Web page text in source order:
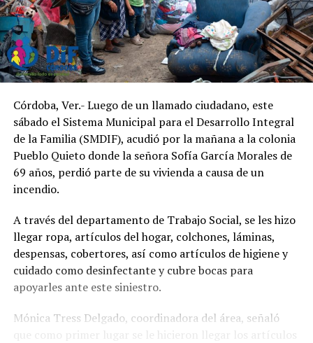
Córdoba, Ver.- Luego de un llamado ciudadano, este
sábado el Sistema Municipal para el Desarrollo Integral
de la Familia (SMDIF), acudió por la mañana a la colonia
Pueblo Quieto donde la señora Sofía García Morales de
69 años, perdió parte de su vivienda a causa de un
incendio.
A través del departamento de Trabajo Social, se les hizo
llegar ropa, artículos del hogar, colchones, láminas,
despensas, cobertores, así como artículos de higiene y
cuidado como desinfectante y cubre bocas para
apoyarles ante este siniestro.
Mónica Tress Delgado, coordinadora del área, señaló